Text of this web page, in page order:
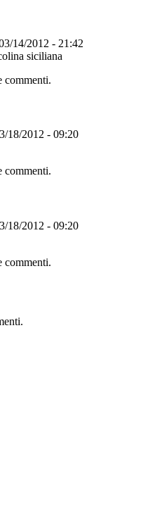
14/2012 - 21:42
siciliana
commenti.
18/2012 - 09:20
commenti.
18/2012 - 09:20
commenti.